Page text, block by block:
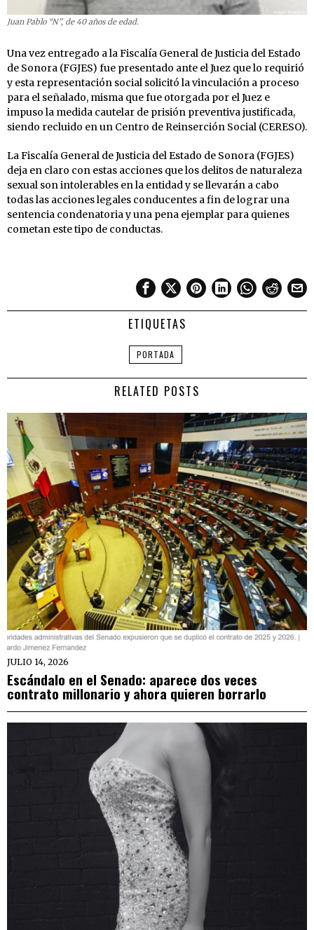
Juan Pablo “N”, de 40 años de edad.
Una vez entregado a la Fiscalía General de Justicia del Estado
de Sonora (FGJES) fue presentado ante el Juez que lo requirió
y esta representación social solicitó la vinculación a proceso
para el señalado, misma que fue otorgada por el Juez e
impuso la medida cautelar de prisión preventiva justificada,
siendo recluido en un Centro de Reinserción Social (CERESO).
La Fiscalía General de Justicia del Estado de Sonora (FGJES)
deja en claro con estas acciones que los delitos de naturaleza
sexual son intolerables en la entidad y se llevarán a cabo
todas las acciones legales conducentes a fin de lograr una
sentencia condenatoria y una pena ejemplar para quienes
cometan este tipo de conductas.
ETIQUETAS
PORTADA
RELATED POSTS
JULIO 14, 2026
Escándalo en el Senado: aparece dos veces
contrato millonario y ahora quieren borrarlo